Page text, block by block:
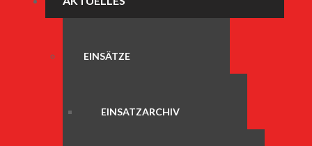
EINSÄTZE
EINSATZARCHIV